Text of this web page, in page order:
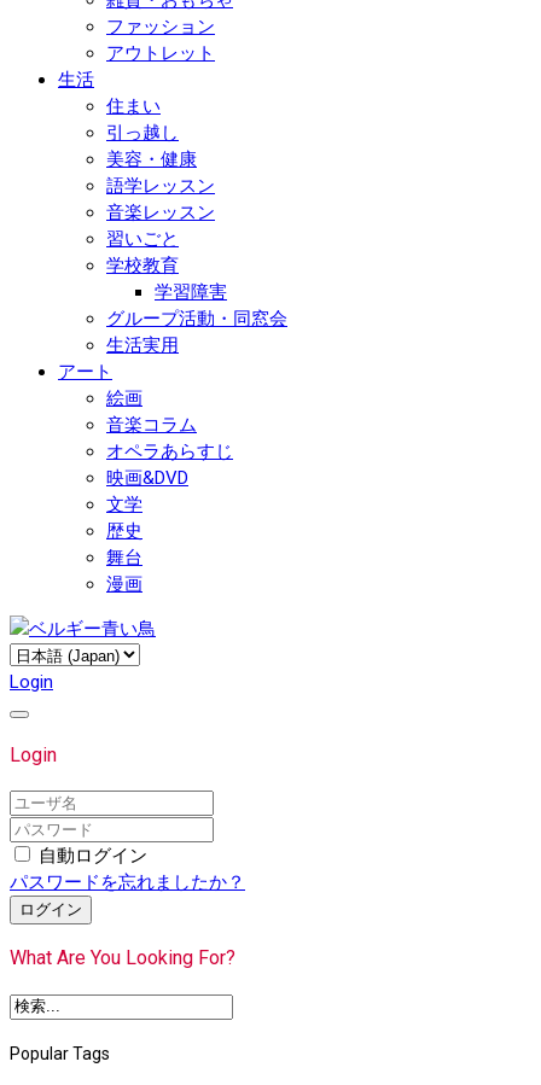
ファッション
アウトレット
生活
住まい
引っ越し
美容・健康
語学レッスン
音楽レッスン
習いごと
学校教育
学習障害
グループ活動・同窓会
生活実用
アート
絵画
音楽コラム
オペラあらすじ
映画&DVD
文学
歴史
舞台
漫画
Login
Login
自動ログイン
パスワードを忘れましたか？
ログイン
What Are You Looking For?
Popular Tags